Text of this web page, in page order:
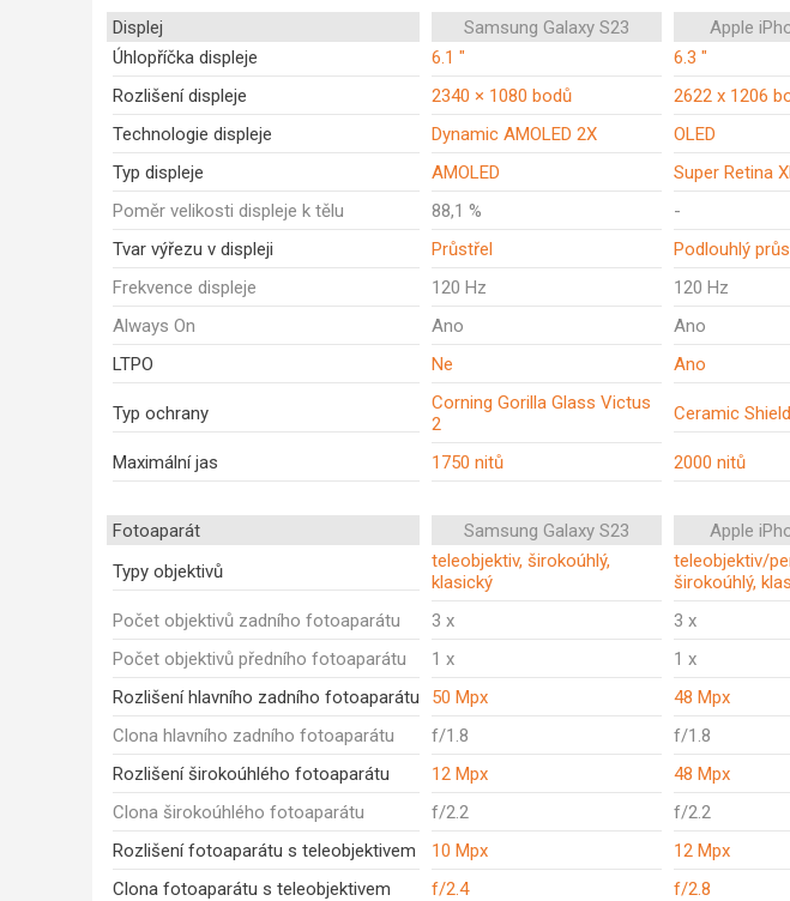
Displej Samsung Galaxy S23
Apple
Úhlopříčka displeje
6.1 "
6.3 "
Rozlišení displeje
2340 × 1080 bodů
2622 x 1206
Technologie displeje
Dynamic AMOLED 2X
OLED
Typ displeje
AMOLED
Super Retina
Poměr velikosti displeje k tělu
88,1 %
-
Tvar výřezu v displeji
Průstřel
Podlouhlý
Frekvence displeje
120 Hz
120 Hz
Always On
Ano
Ano
LTPO
Ne Ano
Typ ochrany
Corning Gorilla Glass Victus
2
Ceramic Shield
Maximální jas 1750 nitů 2000 nitů
Fotoaparát Samsung Galaxy S23
Apple
Typy objektivů
teleobjektiv, širokoúhlý,
klasický
teleobjektiv/
širokoúhlý,
Počet objektivů zadního fotoaparátu
3 x
3 x
Počet objektivů předního fotoaparátu
1 x
1 x
Rozlišení hlavního zadního fotoaparátu
50 Mpx
48 Mpx
Clona hlavního zadního fotoaparátu
f/1.8
f/1.8
Rozlišení širokoúhlého fotoaparátu
12 Mpx
48 Mpx
Clona širokoúhlého fotoaparátu
f/2.2
f/2.2
Rozlišení fotoaparátu s teleobjektivem
10 Mpx
12 Mpx
Clona fotoaparátu s teleobjektivem
f/2.4 f/2.8